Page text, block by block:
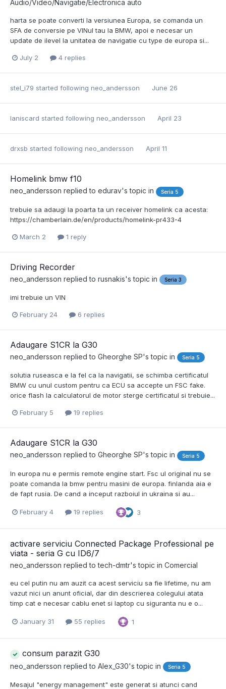
Audio/Video/Navigatie/Electronica auto
harta se poate converti la versiunea Europa, se comanda un
SFA de conversie pe VINul tau la BMW, apoi e necesar un
update de ilevel la unitatea de navigatie cu type de europa si...
July 2 4 replies
stel_i79 started following neo_andersson June 26
laniscard started following neo_andersson April 23
drxsb started following neo_andersson April 11
Homelink bmw f10
neo_andersson replied to edurav's topic in Seria 5
trebuie sa adaugi la poarta ta un receiver homelink ca acesta:
https://chamberlain.de/en/products/homelink-pr433-4
March 2 1 reply
Driving Recorder
neo_andersson replied to rusnakis's topic in Seria 3
imi trebuie un VIN
February 24 6 replies
Adaugare S1CR la G30
neo_andersson replied to Gheorghe SP's topic in Seria 5
solutia ruseasca e la fel ca la navigatii, se schimba certificatul
BMW cu unul custom pentru ca ECU sa accepte un FSC fake.
orice flash la calculatorul de motor sterge certificatul si trebuie...
February 5 19 replies
Adaugare S1CR la G30
neo_andersson replied to Gheorghe SP's topic in Seria 5
In europa nu e permis remote engine start. Fsc ul original nu se
poate comanda la bmw pentru masini de europa. finlanda aia e
de fapt rusia. De cand a inceput razboiul in ukraina si au...
February 4 19 replies 3
activare serviciu Connected Package Professional pe
viata - seria G cu ID6/7
neo_andersson replied totech-dmtr's topic in Comercial
eu cel putin nu am auzit ca acest serviciu sa fie lifetime, nu am
vazut nici un anunt oficial, dar din descrierea colegului atata
timp cat e necesar cablu enet si laptop cu siguranta nu e o...
January 31 55 replies 1
consum parazit G30
neo_andersson replied to Alex_G30's topic in Seria 5
Mesajul "energy management" este generat si atunci cand